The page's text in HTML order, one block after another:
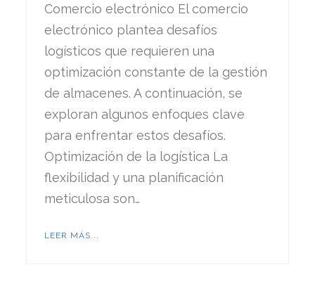
Comercio electrónico El comercio
electrónico plantea desafíos
logísticos que requieren una
optimización constante de la gestión
de almacenes. A continuación, se
exploran algunos enfoques clave
para enfrentar estos desafíos.
Optimización de la logística La
flexibilidad y una planificación
meticulosa son…
LEER MÁS...